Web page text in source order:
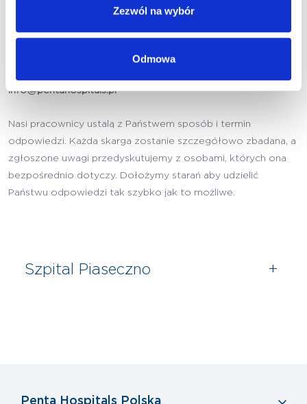
Zezwól na wybór
Odmowa
z Państwa oczekiwaniami. Skargi mogą Państwo zgłaszać
pracownikom recepcji w naszych szpitalach i przychodniach
info@pentahospitals.pl
Nasi pracownicy ustalą z Państwem sposób i termin
odpowiedzi. Każda skarga zostanie szczegółowo zbadana, a
zgłoszone uwagi przedyskutujemy z osobami, których ona
bezpośrednio dotyczy. Dołożymy starań aby udzielić
Państwu odpowiedzi tak szybko jak to możliwe.
Szpital Piaseczno +
Penta Hospitals Polska